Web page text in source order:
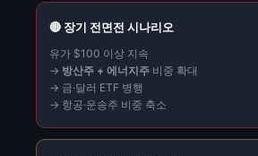
🔴 장기 전면전 시나리오
유가 $100 이상 지속
→ 방산주 + 에너지주 비중 확대
→ 금·달러 ETF 병행
→ 항공·운송주 비중 축소